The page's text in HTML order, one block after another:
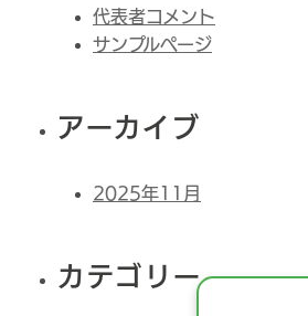
代表者コメント
サンプルページ
アーカイブ
2025年11月
カテゴリー